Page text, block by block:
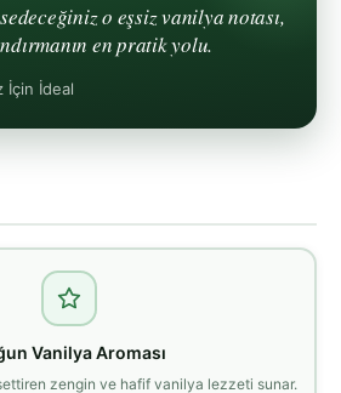
o eşsiz vanilya notası,
en pratik yolu.
İçin İdeal
Vanilya Aroması
zengin ve hafif vanilya lezzeti sunar.